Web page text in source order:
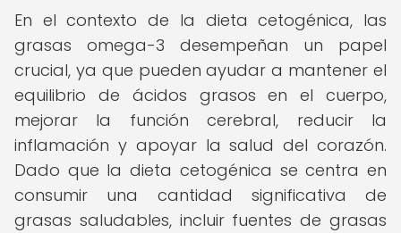
En el contexto de la dieta cetogénica, las
grasas omega-3 desempeñan un papel
crucial, ya que pueden ayudar a mantener el
equilibrio de ácidos grasos en el cuerpo,
mejorar la función cerebral, reducir la
inflamación y apoyar la salud del corazón.
Dado que la dieta cetogénica se centra en
consumir una cantidad significativa de
grasas saludables, incluir fuentes de grasas